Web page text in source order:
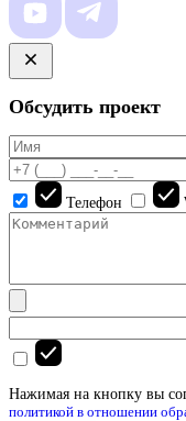
Обсудить проект
Телефон
Нажимая на кнопку вы
политикой в отношении